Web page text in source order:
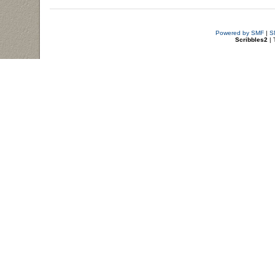
Powered by SMF|
Scribbles2 |